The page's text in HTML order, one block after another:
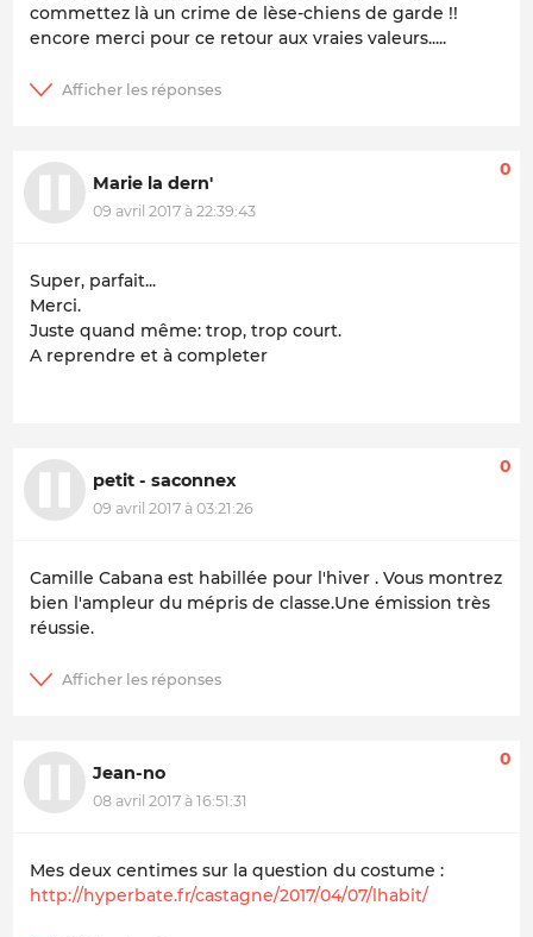
commettez là un crime de lèse-chiens de garde !!
encore merci pour ce retour aux vraies valeurs.....
Marie la dern'
09 avril 2017 à 22:39:43
0
Super, parfait...
Merci.
Juste quand même: trop, trop court.
A reprendre et à completer
petit - saconnex
09 avril 2017 à 03:21:26
0
Camille Cabana est habillée pour l'hiver . Vous montrez
bien l'ampleur du mépris de classe.Une émission très
réussie.
Jean-no
08 avril 2017 à 16:51:31
0
Mes deux centimes sur la question du costume :
http://hyperbate.fr/castagne/2017/04/07/lhabit/